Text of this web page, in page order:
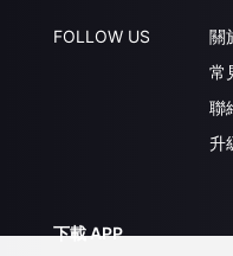
FOLLOW US
關
常
聯
升
下載 APP